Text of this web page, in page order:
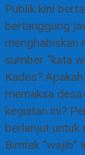
Publik kini
bertanggung
menghabiskan
sumber “kata
Kades?
memaksa
kegiatan ini?
berlanjut untuk
Bimtek “wajib”